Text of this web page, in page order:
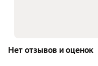
Нет отзывов и оценок